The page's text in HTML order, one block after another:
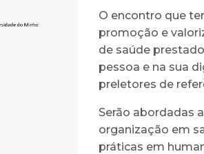
O encontro que
promoção e
de saúde
pessoa e na sua
preletores de
Serão abordadas
organização em
práticas em